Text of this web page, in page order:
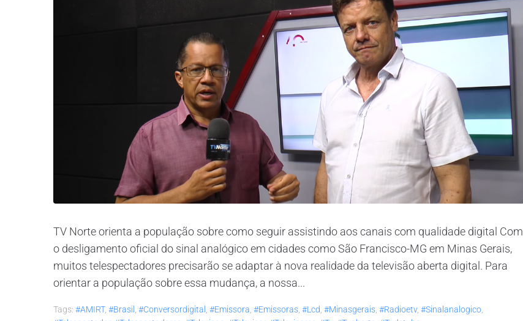
TV Norte orienta a população sobre como seguir assistindo aos canais com qualidade digital Com
o desligamento oficial do sinal analógico em cidades como São Francisco-MG em Minas Gerais,
muitos telespectadores precisarão se adaptar à nova realidade da televisão aberta digital. Para
orientar a população sobre essa mudança, a nossa...
Tags: #AMIRT, #brasil #conversordigital #emissora #emissoras #lcd #minasgerais #radioetv, #sinalanalogico